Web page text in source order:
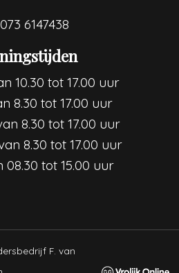
073 6147438
10.30 tot 17.00 uur
8.30 tot 17.00 uur
8.30 tot 17.00 uur
8.30 tot 17.00 uur
tot 15.00 uur
F. van